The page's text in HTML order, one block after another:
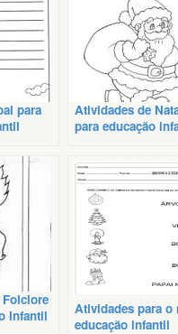
para
Atividades de
para educação
Infantil
Atividades para o
educação infantil